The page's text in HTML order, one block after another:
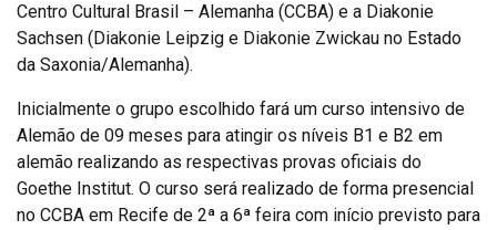
Centro Cultural Brasil – Alemanha (CCBA) e a Diakonie
Sachsen (Diakonie Leipzig e Diakonie Zwickau no Estado
da Saxonia/Alemanha).
Inicialmente o grupo escolhido fará um curso intensivo de
Alemão de 09 meses para atingir os níveis B1 e B2 em
alemão realizando as respectivas provas oficiais do
Goethe Institut. O curso será realizado de forma presencial
no CCBA em Recife de 2ª a 6ª feira com início previsto para